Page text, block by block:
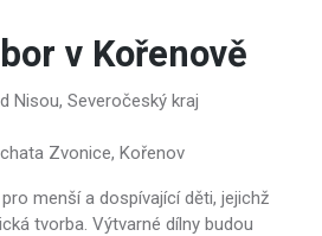
v Kořenově
Nisou, Severočeský kraj
Zvonice, Kořenov
menší a dospívající děti, jejichž
tvorba. Výtvarné dílny budou